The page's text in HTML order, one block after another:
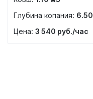
6.50
3 540 руб./час